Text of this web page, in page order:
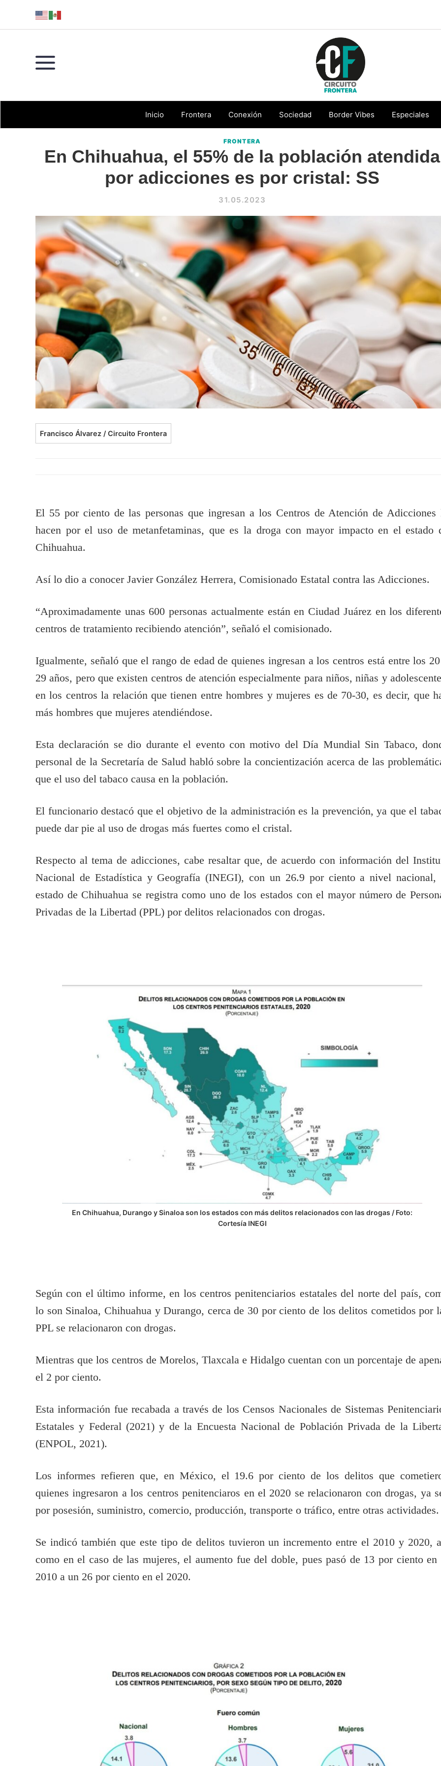
Conéctate
con
la
Inicio Frontera Conexión Sociedad Border Vibes Especiales
FRONTERA
En Chihuahua, el 55% de la población atendida
por adicciones es por cristal: SS
31.05.2023
Francisco Álvarez / Circuito Frontera
El 55 por ciento de las personas que ingresan a los Centros de Atención de Adicciones
hacen por el uso de metanfetaminas, que es la droga con mayor impacto en el estado
Chihuahua.
Así lo dio a conocer Javier González Herrera, Comisionado Estatal contra las Adicciones.
“Aproximadamente unas 600 personas actualmente están en Ciudad Juárez en los
centros de tratamiento recibiendo atención”, señaló el comisionado.
Igualmente, señaló que el rango de edad de quienes ingresan a los centros está entre los
29 años, pero que existen centros de atención especialmente para niños, niñas y
en los centros la relación que tienen entre hombres y mujeres es de 70-30, es decir, que
más hombres que mujeres atendiéndose.
Esta declaración se dio durante el evento con motivo del Día Mundial Sin Tabaco,
personal de la Secretaría de Salud habló sobre la concientización acerca de las
que el uso del tabaco causa en la población.
El funcionario destacó que el objetivo de la administración es la prevención, ya que el
puede dar pie al uso de drogas más fuertes como el cristal.
Respecto al tema de adicciones, cabe resaltar que, de acuerdo con información del
Nacional de Estadística y Geografía (INEGI), con un 26.9 por ciento a nivel nacional,
estado de Chihuahua se registra como uno de los estados con el mayor número de
Privadas de la Libertad (PPL) por delitos relacionados con drogas.
En Chihuahua, Durango y Sinaloa son los estados con más delitos relacionados con las drogas / Foto:
Cortesía INEGI
Según con el último informe, en los centros penitenciarios estatales del norte del país,
lo son Sinaloa, Chihuahua y Durango, cerca de 30 por ciento de los delitos cometidos por
PPL se relacionaron con drogas.
Mientras que los centros de Morelos, Tlaxcala e Hidalgo cuentan con un porcentaje de
el 2 por ciento.
Esta información fue recabada a través de los Censos Nacionales de Sistemas
Estatales y Federal (2021) y de la Encuesta Nacional de Población Privada de la
(ENPOL, 2021).
Los informes refieren que, en México, el 19.6 por ciento de los delitos que
quienes ingresaron a los centros penitenciaros en el 2020 se relacionaron con drogas, ya
por posesión, suministro, comercio, producción, transporte o tráfico, entre otras actividades.
Se indicó también que este tipo de delitos tuvieron un incremento entre el 2010 y 2020,
como en el caso de las mujeres, el aumento fue del doble, pues pasó de 13 por ciento en
2010 a un 26 por ciento en el 2020.